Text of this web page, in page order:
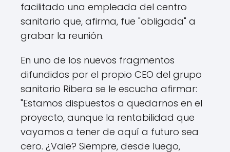
facilitado una empleada del centro
sanitario que, afirma, fue "obligada" a
grabar la reunión.
En uno de los nuevos fragmentos
difundidos por el propio CEO del grupo
sanitario Ribera se le escucha afirmar:
"Estamos dispuestos a quedarnos en el
proyecto, aunque la rentabilidad que
vayamos a tener de aquí a futuro sea
cero. ¿Vale? Siempre, desde luego,